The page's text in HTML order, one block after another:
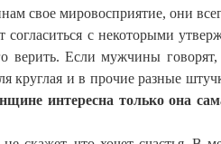
свое мировосприятие, они
с некоторыми
верить. Если мужчины
круглая и в прочие разные
интересна только она